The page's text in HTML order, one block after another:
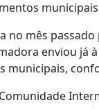
no mês
enviou já
municipais,